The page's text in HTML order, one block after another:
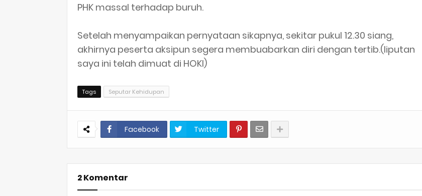
PHK massal terhadap buruh.
Setelah menyampaikan pernyataan sikapnya, sekitar pukul 12.30 siang,
akhirnya peserta aksipun segera membuabarkan diri dengan tertib.(liputan
saya ini telah dimuat di HOKI)
Tags Seputar Kehidupan
Facebook Twitter
2 Komentar